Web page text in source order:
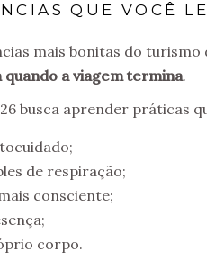
QUE VOCÊ
mais bonitas do
quando a viagem termina.
busca aprender práticas
de respiração;
consciente;
corpo.